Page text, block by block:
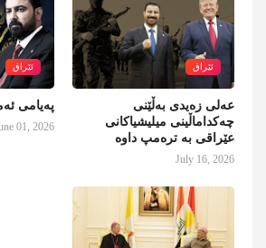
ئێراق
عەلی زەیدی بەڵێنی
چەکداماڵینی میلیشیاکانی
عێراقی بە ترەمپ داوە
July 16, 2026
ئێراق
پەیامی
01, 2026